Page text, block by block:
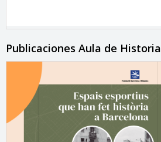
Publicaciones Aula de Historia